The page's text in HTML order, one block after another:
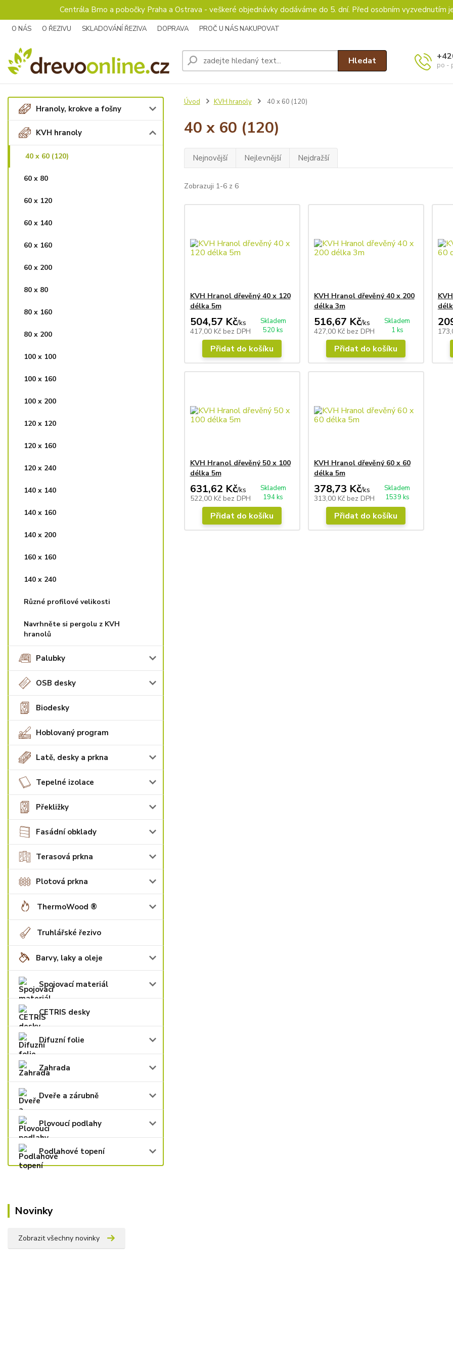
Centrála Brno a pobočky Praha a Ostrava - veškeré objednávky dodáváme do 5. dní. Před osobním vyzvednutím
O NÁS O ŘEZIVU SKLADOVÁNÍ ŘEZIVA DOPRAVA PROČ U NÁS NAKUPOVAT
Hledat po -
Hranoly, krokve a fošny
KVH hranoly
40 x 60 (120)
60 x 80
60 x 120
60 x 140
60 x 160
60 x 200
80 x 80
80 x 160
80 x 200
100 x 100
100 x 160
100 x 200
120 x 120
120 x 160
120 x 240
140 x 140
140 x 160
140 x 200
160 x 160
140 x 240
Různé profilové velikosti
Navrhněte si pergolu z KVH
hranolů
Palubky
OSB desky
Biodesky
Hoblovaný program
Latě, desky a prkna
Tepelné izolace
Překližky
Fasádní obklady
Terasová prkna
Plotová prkna
ThermoWood ®
Truhlářské řezivo
Barvy, laky a oleje
Spojovací materiál
CETRIS desky
Difuzní folie
Zahrada
Dveře a zárubně
Plovoucí podlahy
Podlahové topení
Novinky
Zobrazit všechny novinky
Úvod KVH hranoly 40 x 60 (120)
40 x 60 (120)
Nejnovější Nejlevnější Nejdražší
Zobrazuji 1-6 z 6
KVH Hranol dřevěný 40 x 120
délka 5m
504,57 Kč/ks
417,00 Kč bez DPH
Skladem
520 ks
Přidat do košíku
KVH Hranol dřevěný 40 x 200
délka 3m
516,67 Kč/ks
427,00 Kč bez DPH
Skladem
1 ks
Přidat do košíku
KVH Hranol dřevěný 50 x 100
délka 5m
631,62 Kč/ks
522,00 Kč bez DPH
Skladem
194 ks
Přidat do košíku
KVH Hranol dřevěný 60 x 60
délka 5m
378,73 Kč/ks
313,00 Kč bez DPH
Skladem
1539 ks
Přidat do košíku